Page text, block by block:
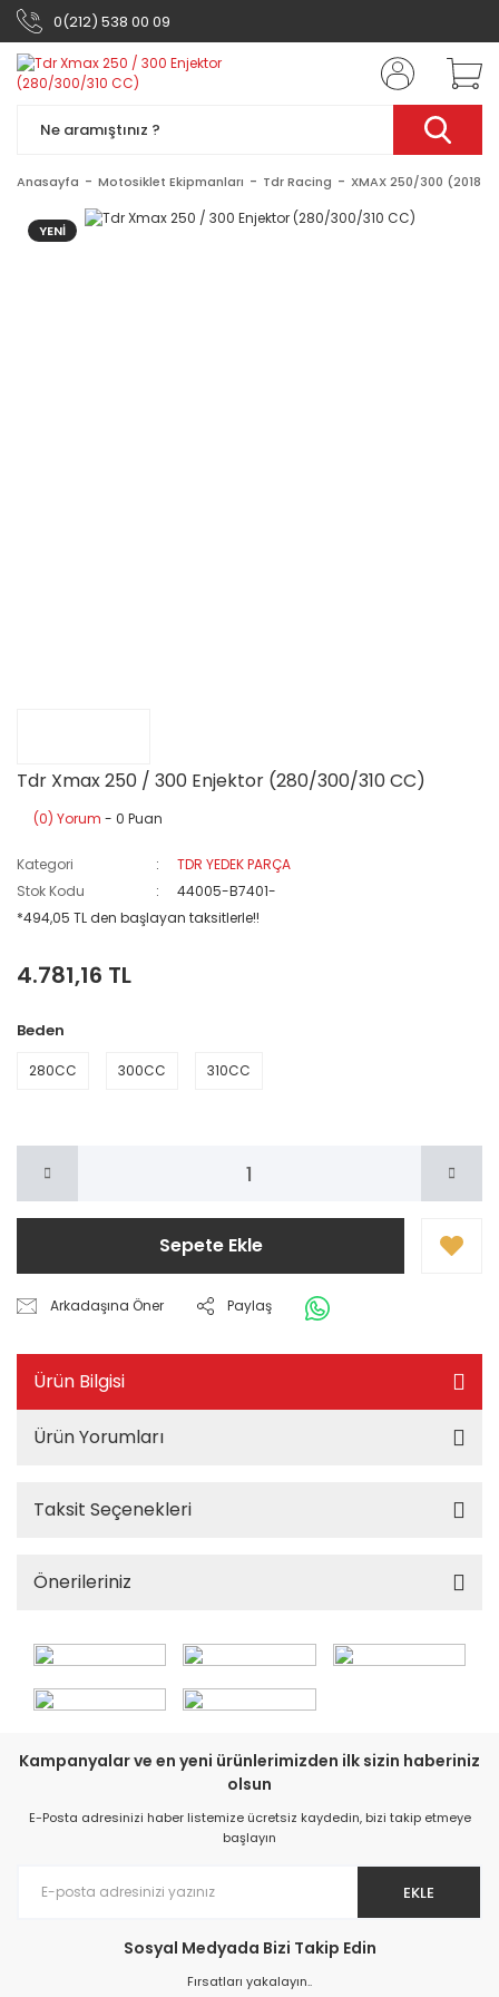
0(212) 538 00 09
Anasayfa Motosiklet Ekipmanları Tdr Racing XMAX 250/300 (2018-
YENİ
Tdr Xmax 250 / 300 Enjektor (280/300/310 CC)
(0) Yorum - 0 Puan
Kategori
TDR YEDEK PARÇA
Stok Kodu
44005-B7401-
*494,05 TL den başlayan taksitlerle!!
4.781,16 TL
Beden
280CC 300CC 310CC
Sepete Ekle
Arkadaşına Öner Paylaş
Ürün Bilgisi
Ürün Yorumları
Taksit Seçenekleri
Önerileriniz
Kampanyalar ve en yeni ürünlerimizden ilk sizin haberiniz
olsun
E-Posta adresinizi haber listemize ücretsiz kaydedin, bizi takip etmeye
başlayın
EKLE
Sosyal Medyada Bizi Takip Edin
Fırsatları yakalayın..